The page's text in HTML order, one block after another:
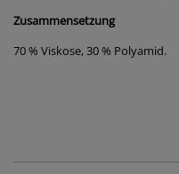
Zusammensetzung
70 % Viskose, 30 % Polyamid.